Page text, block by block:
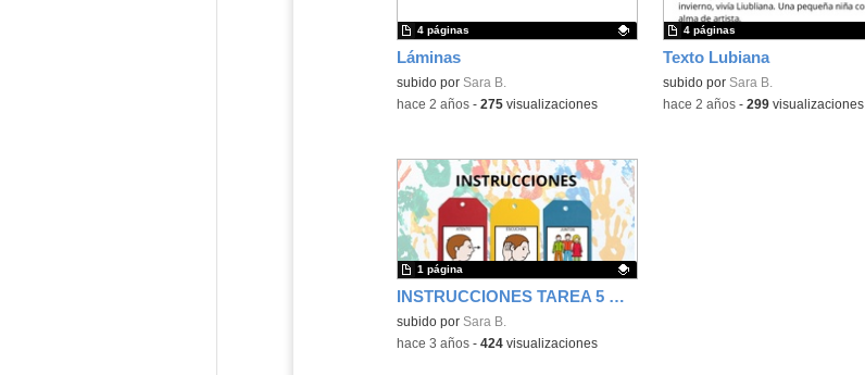
Láminas
Contenido educativo.
subido por Sara B.
4 páginas
-hace 2 años- 275visualizaciones
Texto Lubiana
Contenido educativo.
subido por Sara B.
4 páginas
-hace 2 años- 299visualizaciones
INSTRUCCIONES TAREA 5 CDD
Contenido educativo.
subido por Sara B.
1 página
-hace 3 años- 424visualizaciones